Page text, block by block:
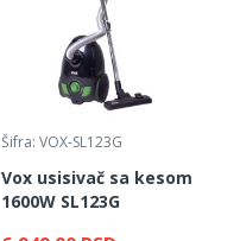
Šifra: VOX-SL123G
Vox usisivač sa kesom
1600W SL123G